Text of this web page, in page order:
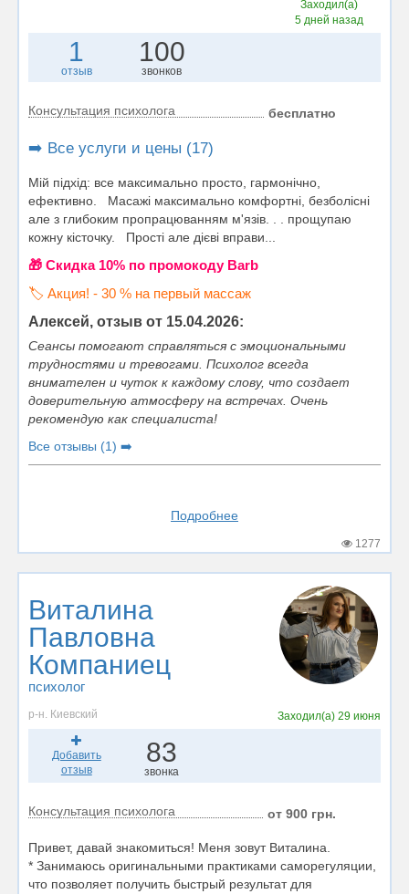
Заходил(а)
5 дней назад
1
отзыв
100
звонков
Консультация психолога бесплатно
➡️ Все услуги и цены (17)
Мій підхід: все максимально просто, гармонічно,
ефективно. Масажі максимально комфортні, безболісні
але з глибоким пропрацюванням м'язів. . . прощупаю
кожну кісточку. Прості але дієві вправи...
🎁 Cкидка 10% по промокоду Barb
🏷️ Акция! - 30 % на первый массаж
Алексей, отзыв от 15.04.2026:
Сеансы помогают справляться с эмоциональными
трудностями и тревогами. Психолог всегда
внимателен и чуток к каждому слову, что создает
доверительную атмосферу на встречах. Очень
рекомендую как специалиста!
Все отзывы (1) ➡️
Подробнее
1277
Виталина
Павловна
Компаниец
психолог
р-н. Киевский Заходил(а) 29 июня
Добавить
отзыв
83
звонка
Консультация психолога от 900 грн.
Привет, давай знакомиться! Меня зовут Виталина.
* Занимаюсь оригинальными практиками саморегуляции,
что позволяет получить быстрый результат для